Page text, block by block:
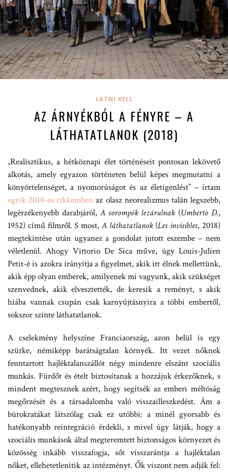
LÁTNI KELL
AZ ÁRNYÉKBÓL A FÉNYRE – A
LÁTHATATLANOK (2018)
„Realisztikus, a hétköznapi élet történéseit pontosan lekövető
alkotás, amely egyazon történeten belül képes megmutatni a
könyörtelenséget, a nyomorúságot és az életigenlést” – írtam
egyik 2018-as cikkemben az olasz neorealizmus talán legszebb,
legérzékenyebb darabjáról,A sorompók lezárulnak (Umberto D.,
1952) című filmről. S most,A láthatatlanok(Les invisibles, 2018)
megtekintése után ugyanez a gondolat jutott eszembe – nem
véletlenül. Ahogy Vittorio De Sica műve, úgy Louis-Julien
Petit-é is azokra irányítja a figyelmet, akik itt élnek mellettünk,
akik épp olyan emberek, amilyenek mi vagyunk, akik szükséget
szenvednek, akik elvesztették, de keresik a reményt, s akik
hiába vannak csupán csak karnyújtásnyira a többi embertől,
sokszor szinte láthatatlanok.
A cselekmény helyszíne Franciaország, azon belül is egy
szürke, némiképp barátságtalan környék. Itt vezet nőknek
fenntartott hajléktalanszállót négy mindenre elszánt szociális
munkás. Fürdőt és ételt biztosítanak a hozzájuk érkezőknek, s
mindent megtesznek azért, hogy segítsék az emberi méltóság
megőrzését és a társadalomba való visszailleszkedést. Ám a
bürokratákat látszólag csak ez utóbbi: a minél gyorsabb és
hatékonyabb reintegráció érdekli, s mivel úgy látják, hogy a
szociális munkások által megteremtett biztonságos környezet és
közösség inkább visszafogja, sőt visszarántja a hajléktalan
nőket, ellehetetlenítik az intézményt. Ők viszont nem adják fel: